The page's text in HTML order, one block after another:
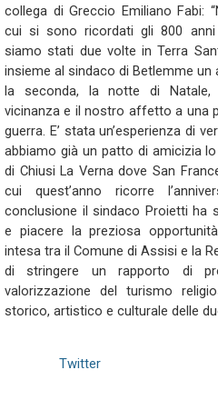
collega di Greccio Emiliano Fabi:
cui si sono ricordati gli 800 anni
siamo stati due volte in Terra
insieme al sindaco di Betlemme un
la seconda, la notte di
vicinanza e il nostro affetto a una
guerra. E’ stata un’esperienza di
abbiamo già un patto di amicizia
di Chiusi La Verna dove San
cui quest’anno ricorre
conclusione il sindaco Proietti ha
e piacere la preziosa
intesa tra il Comune di Assisi e la
di stringere un rapporto di
valorizzazione del turismo
storico, artistico e culturale delle
Twitter